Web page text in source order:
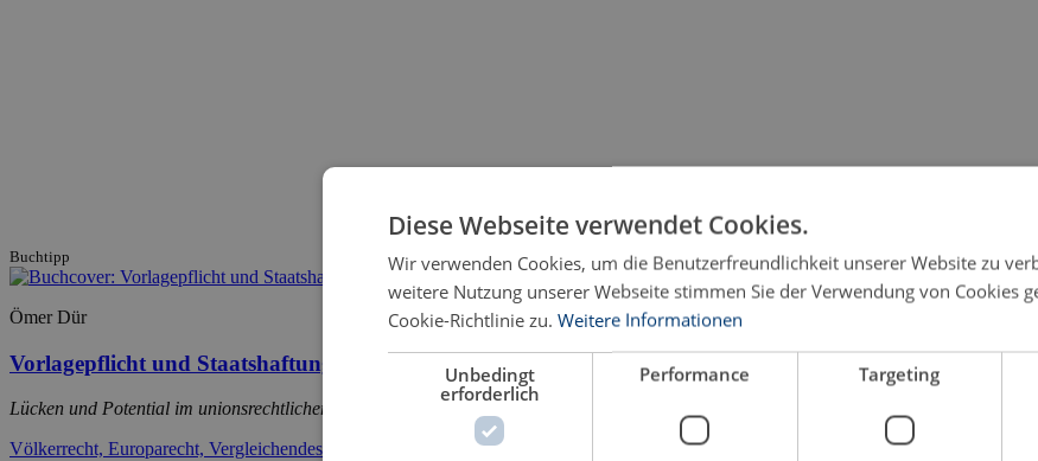
Buchtipp
Ömer Dür
Vorlagepflicht und Staatshaftung
Lücken und Potential im unionsrechtlichen Individualrechtsschutz
Völkerrecht, Europarecht, Vergleichendes Öffentliches Recht
Diese Webseite verwendet Cookies.
Wir verwenden Cookies, um die Benutzerfreundlichkeit unserer Website zu
weitere Nutzung unserer Webseite stimmen Sie der Verwendung von Cookies
Cookie-Richtlinie zu. Weitere Informationen
Unbedingt
erforderlich
Performance Targeting